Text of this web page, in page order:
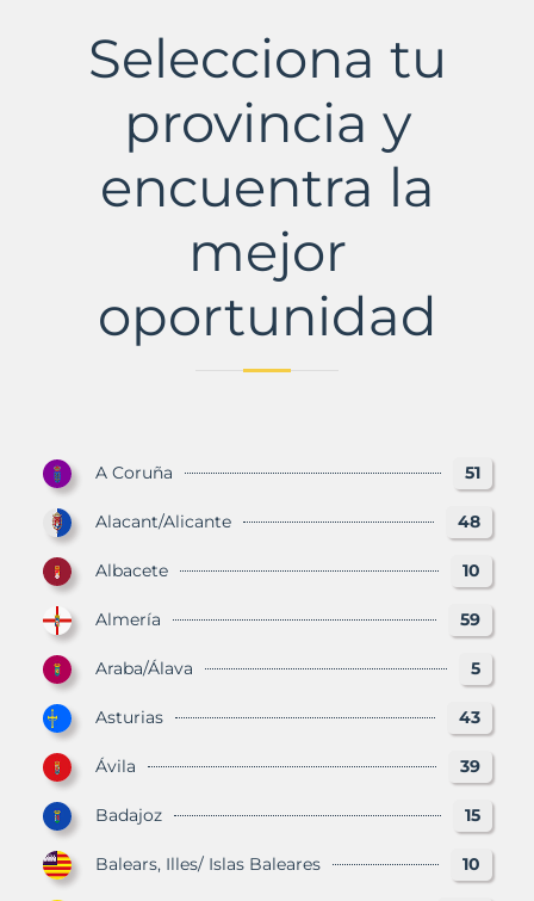
MunicipioSelecciona tu
provincia y
encuentra la
mejor
oportunidad
A Coruña 51
Alacant/Alicante 48
Albacete 10
Almería 59
Araba/Álava 5
Asturias 43
Ávila 39
Badajoz 15
Balears, Illes/ Islas Baleares 10